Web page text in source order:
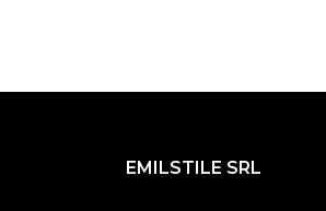
EMILSTILE SRL